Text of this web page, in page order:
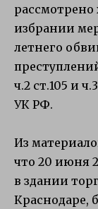
рассмотрено
избрании
летнего
ч.2 ст.105 и
УК РФ.
Из
что 20 июня
в здании
Краснодаре,